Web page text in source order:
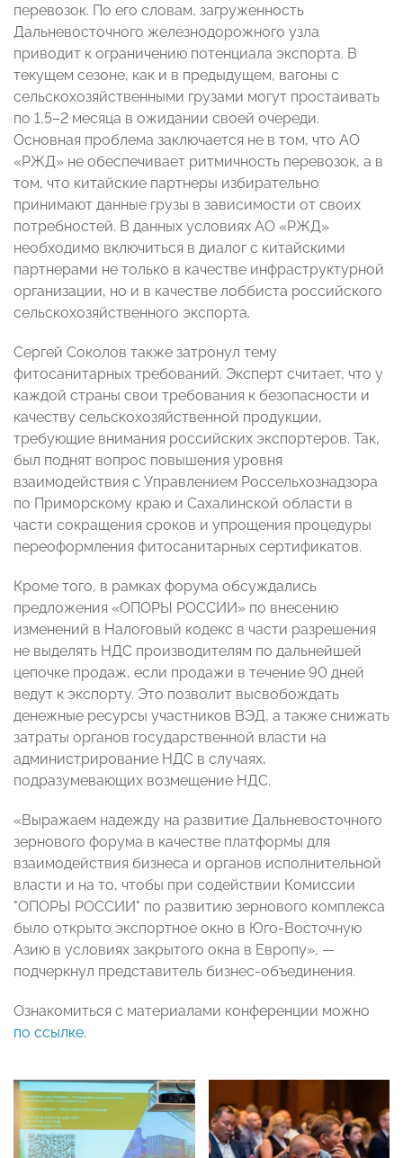
перевозок. По его словам, загруженность
Дальневосточного железнодорожного узла
приводит к ограничению потенциала экспорта. В
текущем сезоне, как и в предыдущем, вагоны с
сельскохозяйственными грузами могут простаивать
по 1,5–2 месяца в ожидании своей очереди.
Основная проблема заключается не в том, что АО
«РЖД» не обеспечивает ритмичность перевозок, а в
том, что китайские партнеры избирательно
принимают данные грузы в зависимости от своих
потребностей. В данных условиях АО «РЖД»
необходимо включиться в диалог с китайскими
партнерами не только в качестве инфраструктурной
организации, но и в качестве лоббиста российского
сельскохозяйственного экспорта.
Сергей Соколов также затронул тему
фитосанитарных требований. Эксперт считает, что у
каждой страны свои требования к безопасности и
качеству сельскохозяйственной продукции,
требующие внимания российских экспортеров. Так,
был поднят вопрос повышения уровня
взаимодействия с Управлением Россельхознадзора
по Приморскому краю и Сахалинской области в
части сокращения сроков и упрощения процедуры
переоформления фитосанитарных сертификатов.
Кроме того, в рамках форума обсуждались
предложения «ОПОРЫ РОССИИ» по внесению
изменений в Налоговый кодекс в части разрешения
не выделять НДС производителям по дальнейшей
цепочке продаж, если продажи в течение 90 дней
ведут к экспорту. Это позволит высвобождать
денежные ресурсы участников ВЭД, а также снижать
затраты органов государственной власти на
администрирование НДС в случаях,
подразумевающих возмещение НДС.
«Выражаем надежду на развитие Дальневосточного
зернового форума в качестве платформы для
взаимодействия бизнеса и органов исполнительной
власти и на то, чтобы при содействии Комиссии
"ОПОРЫ РОССИИ" по развитию зернового комплекса
было открыто экспортное окно в Юго-Восточную
Азию в условиях закрытого окна в Европу», —
подчеркнул представитель бизнес-объединения.
Ознакомиться с материалами конференции можно
по ссылке.